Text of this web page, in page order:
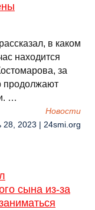
в каком
находится
за
продолжают
…
Новости
28, 2023 | 24smi.org
сына из-за